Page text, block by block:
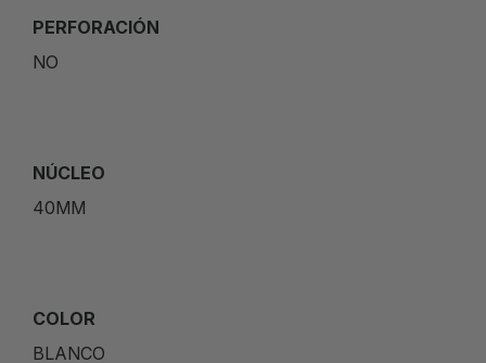
PERFORACIÓN
NO
NÚCLEO
40MM
COLOR
BLANCO